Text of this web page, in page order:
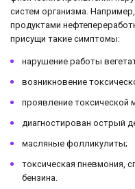
систем организма.
продуктами
присущи такие симптомы:
нарушение работы
возникновение
проявление токсической
диагностирован острый
масляные фолликулиты;
токсическая пневмония,
бензина.